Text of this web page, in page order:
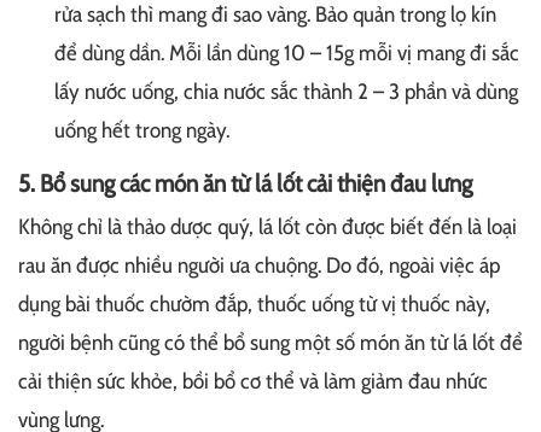
rửa sạch thì mang đi sao vàng. Bảo quản trong lọ kín
để dùng dần. Mỗi lần dùng 10 – 15g mỗi vị mang đi sắc
lấy nước uống, chia nước sắc thành 2 – 3 phần và dùng
uống hết trong ngày.
5. Bổ sung các món ăn từ lá lốt cải thiện đau lưng
Không chỉ là thảo dược quý, lá lốt còn được biết đến là loại
rau ăn được nhiều người ưa chuộng. Do đó, ngoài việc áp
dụng bài thuốc chườm đắp, thuốc uống từ vị thuốc này,
người bệnh cũng có thể bổ sung một số món ăn từ lá lốt để
cải thiện sức khỏe, bồi bổ cơ thể và làm giảm đau nhức
vùng lưng.